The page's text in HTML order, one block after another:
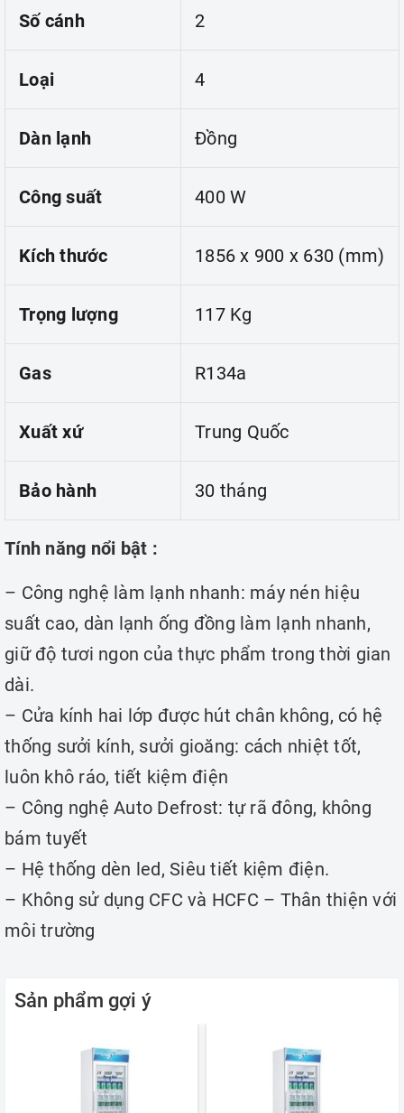
Số cánh 2
Loại 4
Dàn lạnh Đồng
Công suất 400 W
Kích thước 1856 x 900 x 630 (mm)
Trọng lượng 117 Kg
Gas R134a
Xuất xứ Trung Quốc
Bảo hành 30 tháng
Tính năng nổi bật :
– Công nghệ làm lạnh nhanh: máy nén hiệu
suất cao, dàn lạnh ống đồng làm lạnh nhanh,
giữ độ tươi ngon của thực phẩm trong thời gian
dài.
– Cửa kính hai lớp được hút chân không, có hệ
thống sưởi kính, sưởi gioăng: cách nhiệt tốt,
luôn khô ráo, tiết kiệm điện
– Công nghệ Auto Defrost: tự rã đông, không
bám tuyết
– Hệ thống dèn led, Siêu tiết kiệm điện.
– Không sử dụng CFC và HCFC – Thân thiện với
môi trường
Sản phẩm gợi ý